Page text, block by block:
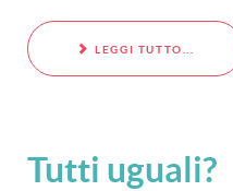
LEGGI TUTTO...
Tutti uguali?